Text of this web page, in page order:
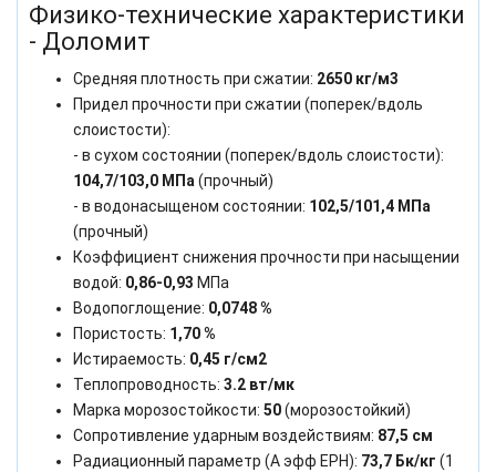
Физико-технические характеристики
- Доломит
Средняя плотность при сжатии: 2650 кг/м3
Придел прочности при сжатии (поперек/вдоль
слоистости):
- в сухом состоянии (поперек/вдоль слоистости):
104,7/103,0 МПа (прочный)
- в водонасыщеном состоянии: 102,5/101,4 МПа
(прочный)
Коэффициент снижения прочности при насыщении
водой: 0,86-0,93 МПа
Водопоглощение: 0,0748 %
Пористость: 1,70 %
Истираемость: 0,45 г/см2
Теплопроводность: 3.2 вт/мк
Марка морозостойкости: 50(морозостойкий)
Сопротивление ударным воздействиям: 87,5 см
Радиационный параметр (А эфф ЕРН): 73,7 Бк/кг (1